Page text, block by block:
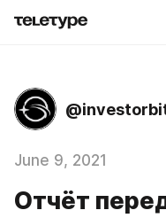
June 9, 2021
Отчёт